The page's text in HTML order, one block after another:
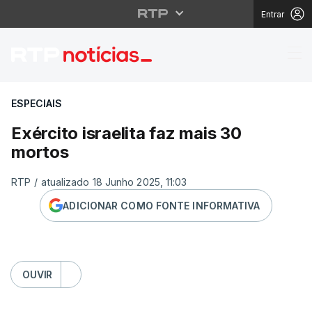
Entrar
Exército israelita faz
ESPECIAIS
Exército israelita faz mais 30
mortos
RTP / atualizado 18 Junho 2025, 11:03
ADICIONAR COMO FONTE INFORMATIVA
OUVIR